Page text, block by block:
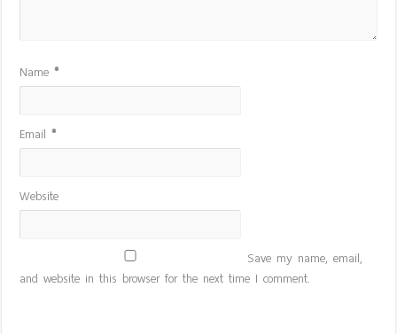
Name*
Email*
Website
Save my name, email,
and website in this browser for the next time I comment.